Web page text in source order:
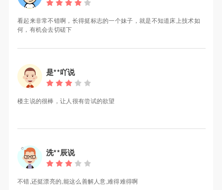
看起来非常不错啊，长得挺标志的一个妹子，就是不知道床上技术如
何，有机会去切磋下
是**吖说
楼主说的很棒，让人很有尝试的欲望
洗**辰说
不错,还挺漂亮的,能这么善解人意,难得难得啊